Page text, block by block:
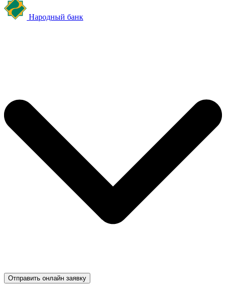
Народный банк
Отправить онлайн заявку